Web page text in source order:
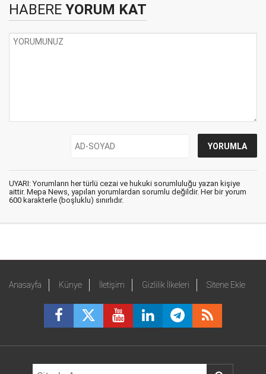
HABERE YORUM KAT
UYARI: Yorumların her türlü cezai ve hukuki sorumluluğu yazan kişiye
aittir. Mepa News, yapılan yorumlardan sorumlu değildir. Her bir yorum
600 karakterle (boşluklu) sınırlıdır.
Anasayfa Künye İletişim Gizlilik İlkeleri Sitene Ekle